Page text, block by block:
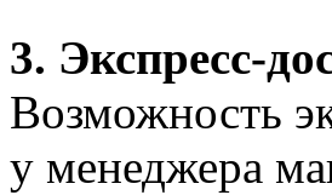
3. Экспресс-
Возможность
у менеджера